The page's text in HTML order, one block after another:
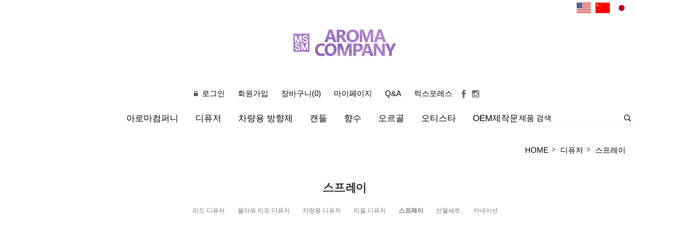
로그인 회원가입 장바구니(0) 마이페이지 Q&A 럭스포레스
아로마컴퍼니 디퓨저 차량용 방향제 캔들 향수 오르골 오티스타 OEM제작문의
HOME > 디퓨저 > 스프레이
스프레이
리드 디퓨저 플라워 리프 디퓨저 차량용 디퓨저 리필 디퓨저 스프레이 선물세트 카네이션